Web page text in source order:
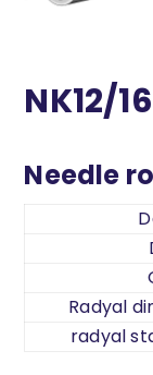
NK12/
Needle
Radyal
radyal